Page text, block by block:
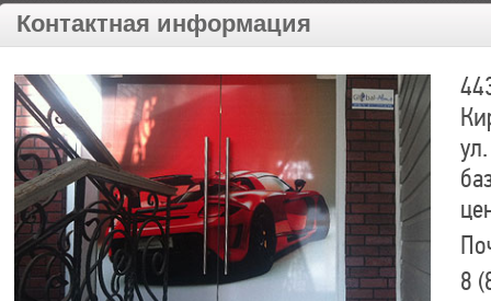
Контактная информация
8